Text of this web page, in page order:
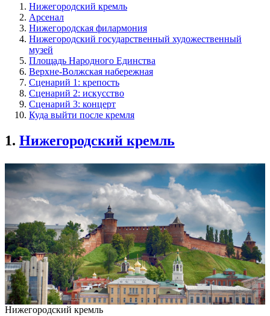
Нижегородский кремль
Арсенал
Нижегородская филармония
Нижегородский государственный художественный
музей
Площадь Народного Единства
Верхне-Волжская набережная
Сценарий 1: крепость
Сценарий 2: искусство
Сценарий 3: концерт
Куда выйти после кремля
1. Нижегородский кремль
Нижегородский кремль